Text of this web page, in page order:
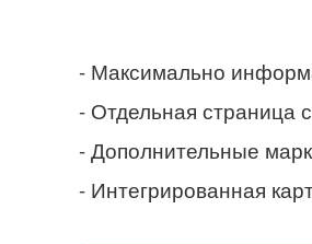
- Максимально
- Отдельная страница
- Дополнительные
- Интегрированная